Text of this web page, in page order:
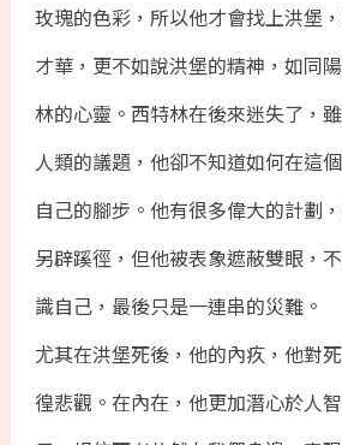
玫瑰的色彩，所以他才會找上洪堡
才華，更不如說洪堡的精神，如同
林的心靈。西特林在後來迷失了，
人類的議題，他卻不知道如何在這
自己的腳步。他有很多偉大的計劃
另辟蹊徑，但他被表象遮蔽雙眼，
識自己，最後只是一連串的災難。
尤其在洪堡死後，他的內疚，他對
徨悲觀。在內在，他更加潛心於人